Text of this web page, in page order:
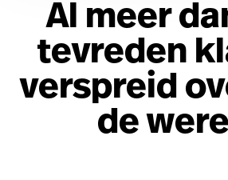
Al meer
tevreden
verspreid
de